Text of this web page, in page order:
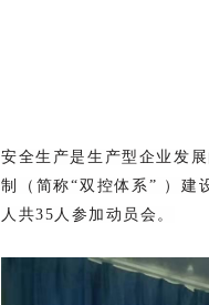
安全生产是生产型企业发
制（简称“双控体系” ）建
人共35人参加动员会。